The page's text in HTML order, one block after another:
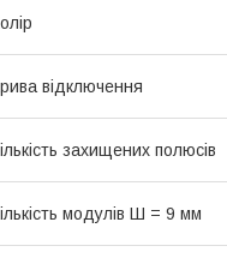
відключення
захищених полюсів
модулів Ш = 9 мм